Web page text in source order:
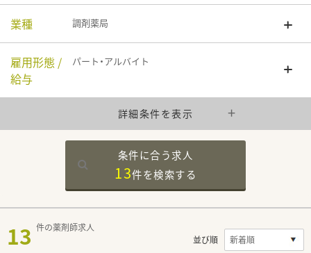
業種 調剤薬局
雇用形態 /
給与
パート・アルバイト
詳細条件を表示
条件に合う求人
13件を検索する
13 件の薬剤師求人
並び順